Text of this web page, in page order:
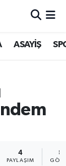
ASAYİŞ
4
PAYLAŞIM